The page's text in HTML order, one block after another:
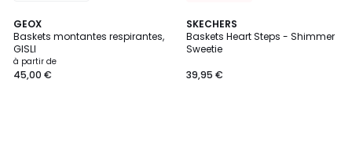
GEOX
Baskets montantes respirantes,
GISLI
à partir de
45,00 €
SKECHERS
Baskets Heart Steps - Shimmer
Sweetie
39,95 €